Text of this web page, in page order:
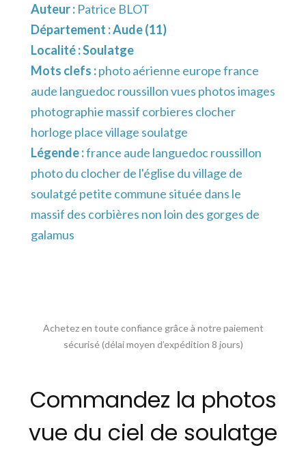
Auteur : Patrice BLOT
Département :Aude (11)
Localité :Soulatge
Mots clefs :photo aérienne europe france
aude languedoc roussillon vues photos images
photographie massif corbieres clocher
horloge place village soulatge
Légende :france aude languedoc roussillon
photo du clocher de l'église du village de
soulatgé petite commune située dans le
massif des corbières non loin des gorges de
galamus
Achetez en toute confiance grâce à notre paiement
sécurisé (délai moyen d’expédition 8 jours)
Commandez la photos
vue du ciel de soulatge